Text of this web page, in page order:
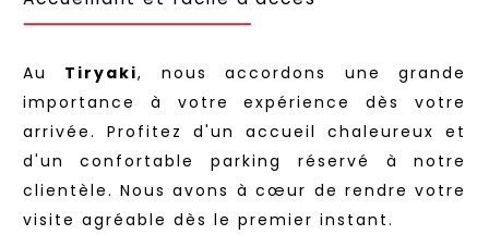
Au Tiryaki, nous accordons une grande
importance à votre expérience dès votre
arrivée. Profitez d'un accueil chaleureux et
d'un confortable parking réservé à notre
clientèle. Nous avons à cœur de rendre votre
visite agréable dès le premier instant.